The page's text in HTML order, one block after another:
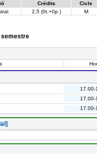
Crédits
Cicle
2,5 (0t.+0p.) M
semestre
17.00-
17.00-
17.00-